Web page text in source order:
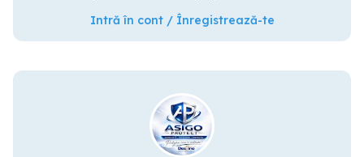
Intră în cont / Înregistrează-te